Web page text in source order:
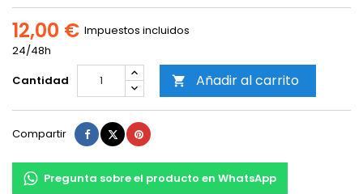
12,00 € Impuestos incluidos
24/48h
Cantidad
 Añadir al carrito
Compartir Compartir
TuitearPinterest
Pregunta sobre el producto en WhatsApp